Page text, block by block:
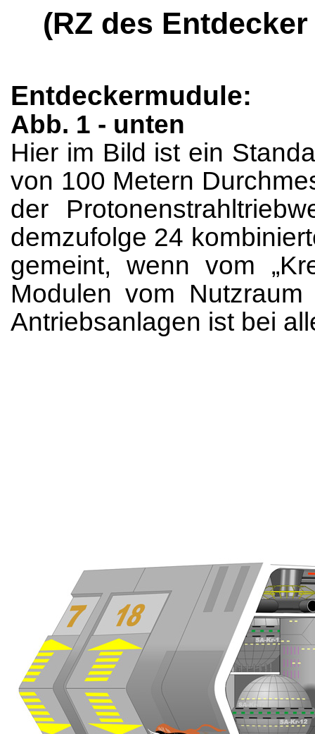
(RZ des Entdecker
Entdeckermudule:
Abb. 1 - unten
Hier im Bild ist ein
von 100 Metern
der
demzufolge 24
gemeint, wenn vom
Modulen vom
Antriebsanlagen ist bei